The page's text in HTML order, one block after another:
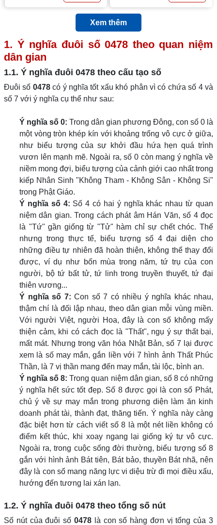
Xem thêm
1. Ý nghĩa đuôi số0478 theo quan niệm
dân gian
1.1. Ý nghĩa đuôi 0478 theo cấu tạo số
Đuôi số 0478có ý nghĩa tốt xấu khó phân vì có chứa số 4 và
số 7 với ý nghĩa cụ thể như sau:
Ý nghĩa số 0: Trong dân gian phương Đông, con số 0 là
một vòng tròn khép kín với khoảng trống vô cực ở giữa,
như biểu tượng của sự khởi đầu hứa hẹn quá trình
vươn lên mạnh mẽ. Ngoài ra, số 0 còn mang ý nghĩa về
niềm mong đợi, biểu tượng của cảnh giới cao nhất trong
kiếp Nhân Sinh "Không Tham - Không Sân - Không Si"
trong Phật Giáo.
Ý nghĩa số 4: Số 4 có hai ý nghĩa khác nhau từ quan
niệm dân gian. Trong cách phát âm Hán Văn, số 4 đọc
là "Tứ" gần giống từ "Tử" hàm chỉ sự chết chóc. Thế
nhưng trong thực tế, biểu tượng số 4 đại diện cho
những điều tự nhiên đã hoàn thiện, không thể thay đổi
được, ví dụ như bốn mùa trong năm, tứ trụ của con
người, bộ tứ bất tử, tứ linh trong truyền thuyết, tứ đại
thiên vương...
Ý nghĩa số 7: Con số 7 có nhiều ý nghĩa khác nhau,
thậm chí là đối lập nhau, theo dân gian mỗi vùng miền.
Với người Việt, người Hoa, đây là con số không mấy
thiện cảm, khi có cách đọc là "Thất", ngụ ý sự thất bại,
mất mát. Nhưng trong văn hóa Nhật Bản, số 7 lại được
xem là số may mắn, gắn liền với 7 hình ảnh Thất Phúc
Thần, là 7 vị thần mang đến may mắn, tài lộc, bình an.
Ý nghĩa số 8: Trong quan niệm dân gian, số 8 có những
ý nghĩa hết sức tốt đẹp. Số 8 được gọi là con số Phát,
chủ ý về sự may mắn trong phương diện làm ăn kinh
doanh phát tài, thành đạt, thăng tiến. Ý nghĩa này càng
đặc biệt hơn từ cách viết số 8 là một nét liền không có
điểm kết thúc, khi xoay ngang lại giống ký tự vô cực.
Ngoài ra, trong cuộc sống đời thường, biểu tượng số 8
gắn với hình ảnh Bát tiên, Bát bảo, thuyền Bát nhã, nên
đây là con số mang năng lực vi diệu trừ đi mọi điều xấu,
hướng đến tương lai xán lạn.
1.2. Ý nghĩa đuôi 0478 theo tổng số nút
Số nút của đuôi số 0478là con số hàng đơn vị tổng của 3